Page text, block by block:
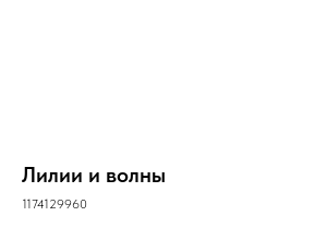
Лилии и волны
1174129960